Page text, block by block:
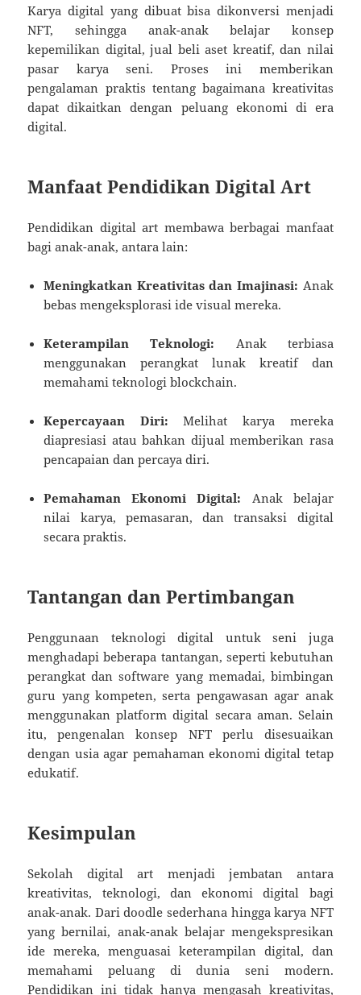
Karya digital yang dibuat bisa dikonversi menjadi
NFT, sehingga anak-anak belajar konsep
kepemilikan digital, jual beli aset kreatif, dan nilai
pasar karya seni. Proses ini memberikan
pengalaman praktis tentang bagaimana kreativitas
dapat dikaitkan dengan peluang ekonomi di era
digital.
Manfaat Pendidikan Digital Art
Pendidikan digital art membawa berbagai manfaat
bagi anak-anak, antara lain:
Meningkatkan Kreativitas dan Imajinasi: Anak
bebas mengeksplorasi ide visual mereka.
Keterampilan Teknologi: Anak terbiasa
menggunakan perangkat lunak kreatif dan
memahami teknologi blockchain.
Kepercayaan Diri: Melihat karya mereka
diapresiasi atau bahkan dijual memberikan rasa
pencapaian dan percaya diri.
Pemahaman Ekonomi Digital: Anak belajar
nilai karya, pemasaran, dan transaksi digital
secara praktis.
Tantangan dan Pertimbangan
Penggunaan teknologi digital untuk seni juga
menghadapi beberapa tantangan, seperti kebutuhan
perangkat dan software yang memadai, bimbingan
guru yang kompeten, serta pengawasan agar anak
menggunakan platform digital secara aman. Selain
itu, pengenalan konsep NFT perlu disesuaikan
dengan usia agar pemahaman ekonomi digital tetap
edukatif.
Kesimpulan
Sekolah digital art menjadi jembatan antara
kreativitas, teknologi, dan ekonomi digital bagi
anak-anak. Dari doodle sederhana hingga karya NFT
yang bernilai, anak-anak belajar mengekspresikan
ide mereka, menguasai keterampilan digital, dan
memahami peluang di dunia seni modern.
Pendidikan ini tidak hanya mengasah kreativitas,